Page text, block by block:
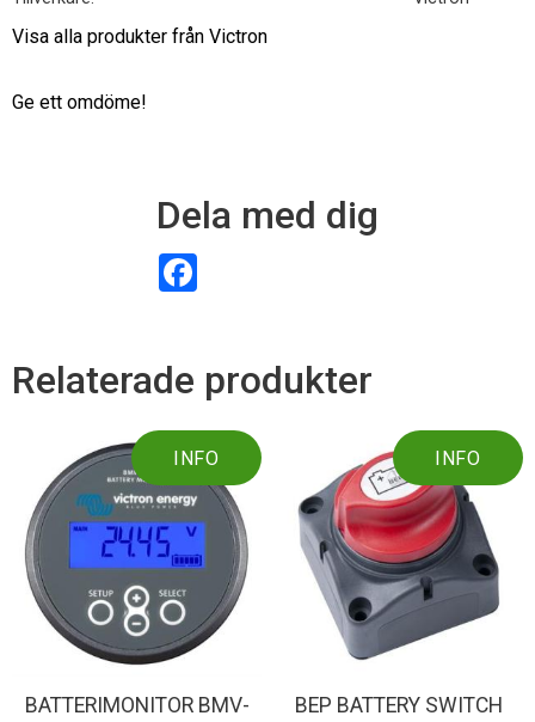
Visa alla produkter från Victron
Ge ett omdöme!
Dela med dig
o
Relaterade produkter
BATTERIMONITOR BMV-
INFO
BEP BATTERY SWITCH
INFO